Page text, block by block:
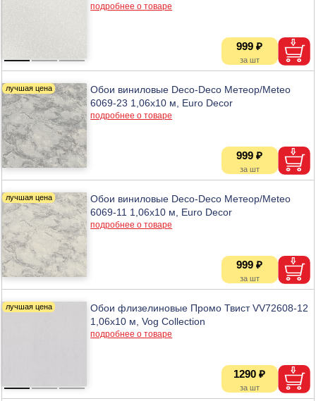
подробнее о товаре
999 ₽
Обои виниловые Deco-Deco Метеор/Meteo
6069-23 1,06х10 м, Euro Decor
подробнее о товаре
999 ₽
Обои виниловые Deco-Deco Метеор/Meteo
6069-11 1,06х10 м, Euro Decor
подробнее о товаре
999 ₽
Обои флизелиновые Промо Твист VV72608-12
1,06х10 м, Vog Collection
подробнее о товаре
1290 ₽